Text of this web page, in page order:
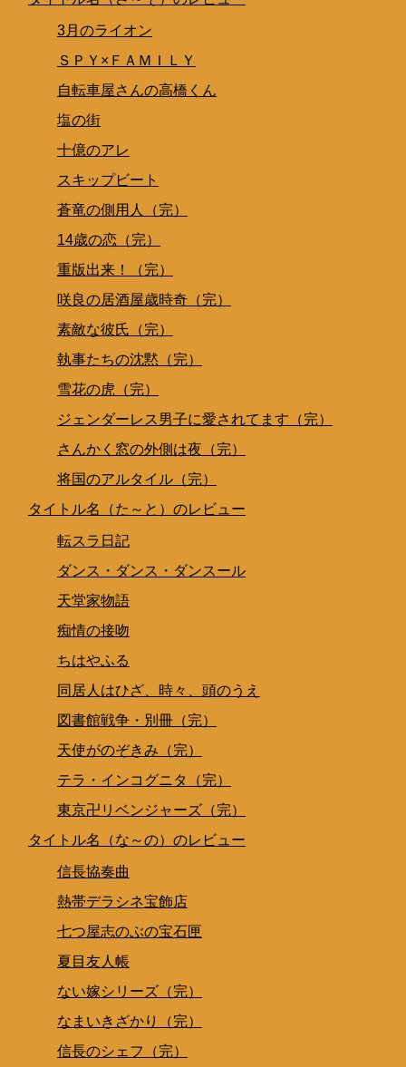
3月のライオン
ＳＰＹ×ＦＡＭＩＬＹ
自転車屋さんの高橋くん
塩の街
十億のアレ
スキップビート
蒼竜の側用人（完）
14歳の恋（完）
重版出来！（完）
咲良の居酒屋歳時奇（完）
素敵な彼氏（完）
執事たちの沈黙（完）
雪花の虎（完）
ジェンダーレス男子に愛されてます（完）
さんかく窓の外側は夜（完）
将国のアルタイル（完）
タイトル名（た～と）のレビュー
転スラ日記
ダンス・ダンス・ダンスール
天堂家物語
痴情の接吻
ちはやふる
同居人はひざ、時々、頭のうえ
図書館戦争・別冊（完）
天使がのぞきみ（完）
テラ・インコグニタ（完）
東京卍リベンジャーズ（完）
タイトル名（な～の）のレビュー
信長協奏曲
熱帯デラシネ宝飾店
七つ屋志のぶの宝石匣
夏目友人帳
ない嫁シリーズ（完）
なまいきざかり（完）
信長のシェフ（完）